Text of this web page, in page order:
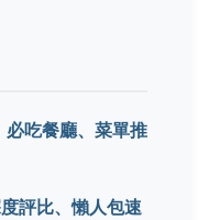
吃餐廳、菜單推
評比、懶人包速